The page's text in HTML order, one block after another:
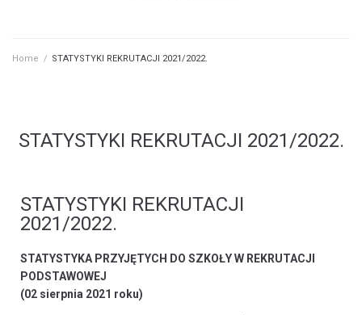
Home / STATYSTYKI REKRUTACJI 2021/2022.
STATYSTYKI REKRUTACJI 2021/2022.
STATYSTYKI REKRUTACJI
2021/2022.
STATYSTYKA PRZYJĘTYCH DO SZKOŁY W REKRUTACJI
PODSTAWOWEJ
(02 sierpnia 2021 roku)